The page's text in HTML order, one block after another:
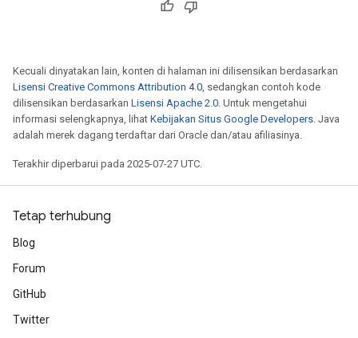
Kecuali dinyatakan lain, konten di halaman ini dilisensikan berdasarkan
Lisensi Creative Commons Attribution 4.0, sedangkan contoh kode
dilisensikan berdasarkan Lisensi Apache 2.0. Untuk mengetahui
informasi selengkapnya, lihat Kebijakan Situs Google Developers. Java
adalah merek dagang terdaftar dari Oracle dan/atau afiliasinya.
Terakhir diperbarui pada 2025-07-27 UTC.
Tetap terhubung
Blog
Forum
GitHub
Twitter